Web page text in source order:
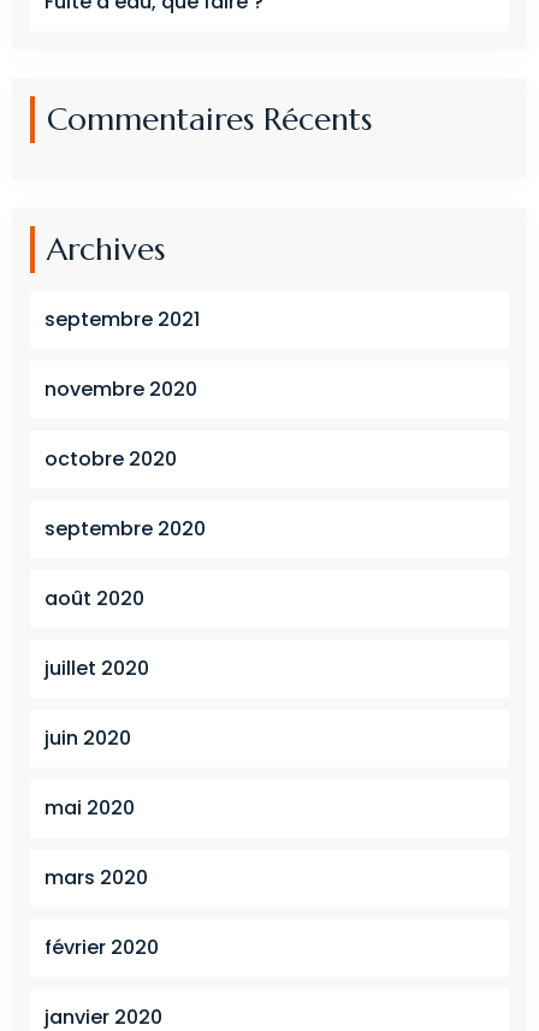
Commentaires Récents
Archives
septembre 2021
novembre 2020
octobre 2020
septembre 2020
août 2020
juillet 2020
juin 2020
mai 2020
mars 2020
février 2020
janvier 2020